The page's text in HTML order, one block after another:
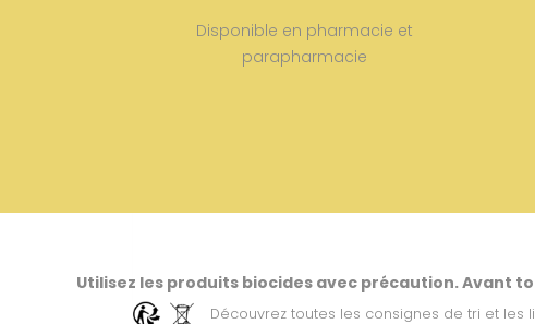
Disponible en pharmacie et
parapharmacie
Utilisez les produits biocides avec précaution. Avant
Découvrez toutes les consignes de tri et les